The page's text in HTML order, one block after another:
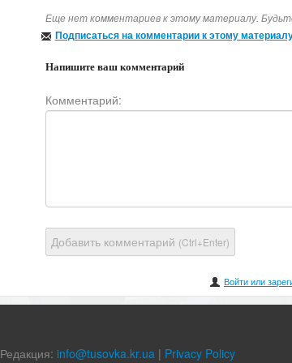
Еще нет комментариев к этому материалу.
Подписаться на комментарии к этому
Напишите ваш комментарий
Комментарий:
Добавить комментарий (Ctrl+Enter)
Войти или
Редакция: info@tusovka.kr.ua | Privacy Policy